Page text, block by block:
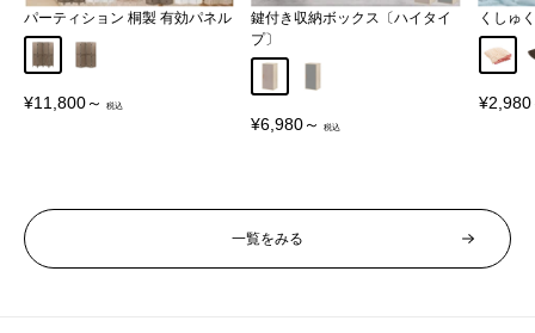
パーティション 桐製 有効パネル
AタイプBタイプ
販
¥11,800～
鍵付き収納ボックス〔ハイタイ
プ〕
販
¥6,980～
くしゅ
アイ
販
¥2,980
一覧をみる